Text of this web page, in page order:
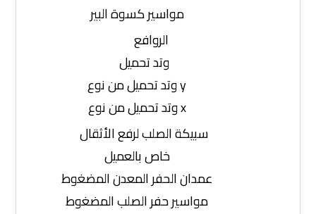
مواسير كسوة البير
الروافع
وتد تحميل
y وتد تحميل من نوع
x وتد تحميل من نوع
سبيكة الصلب لرفع الأثقال
خاص بالعميل
عمدان الحفر المعدن المضغوط
مواسير حفر الصلب المضغوط